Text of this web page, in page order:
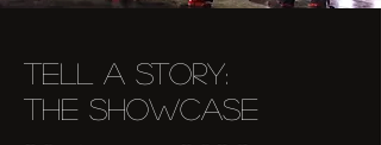
Tell A Story:
the showcase